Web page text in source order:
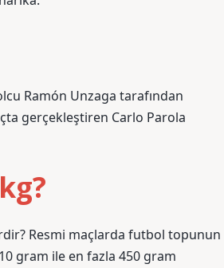
Ramón Unzaga tarafından
gerçekleştiren Carlo Parola
Resmi maçlarda futbol topunun
gram ile en fazla 450 gram